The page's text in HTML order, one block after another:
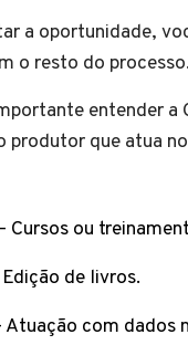
a oportunidade,
o resto do processo.
entender
produtor que atua
ou
de livros.
com dados